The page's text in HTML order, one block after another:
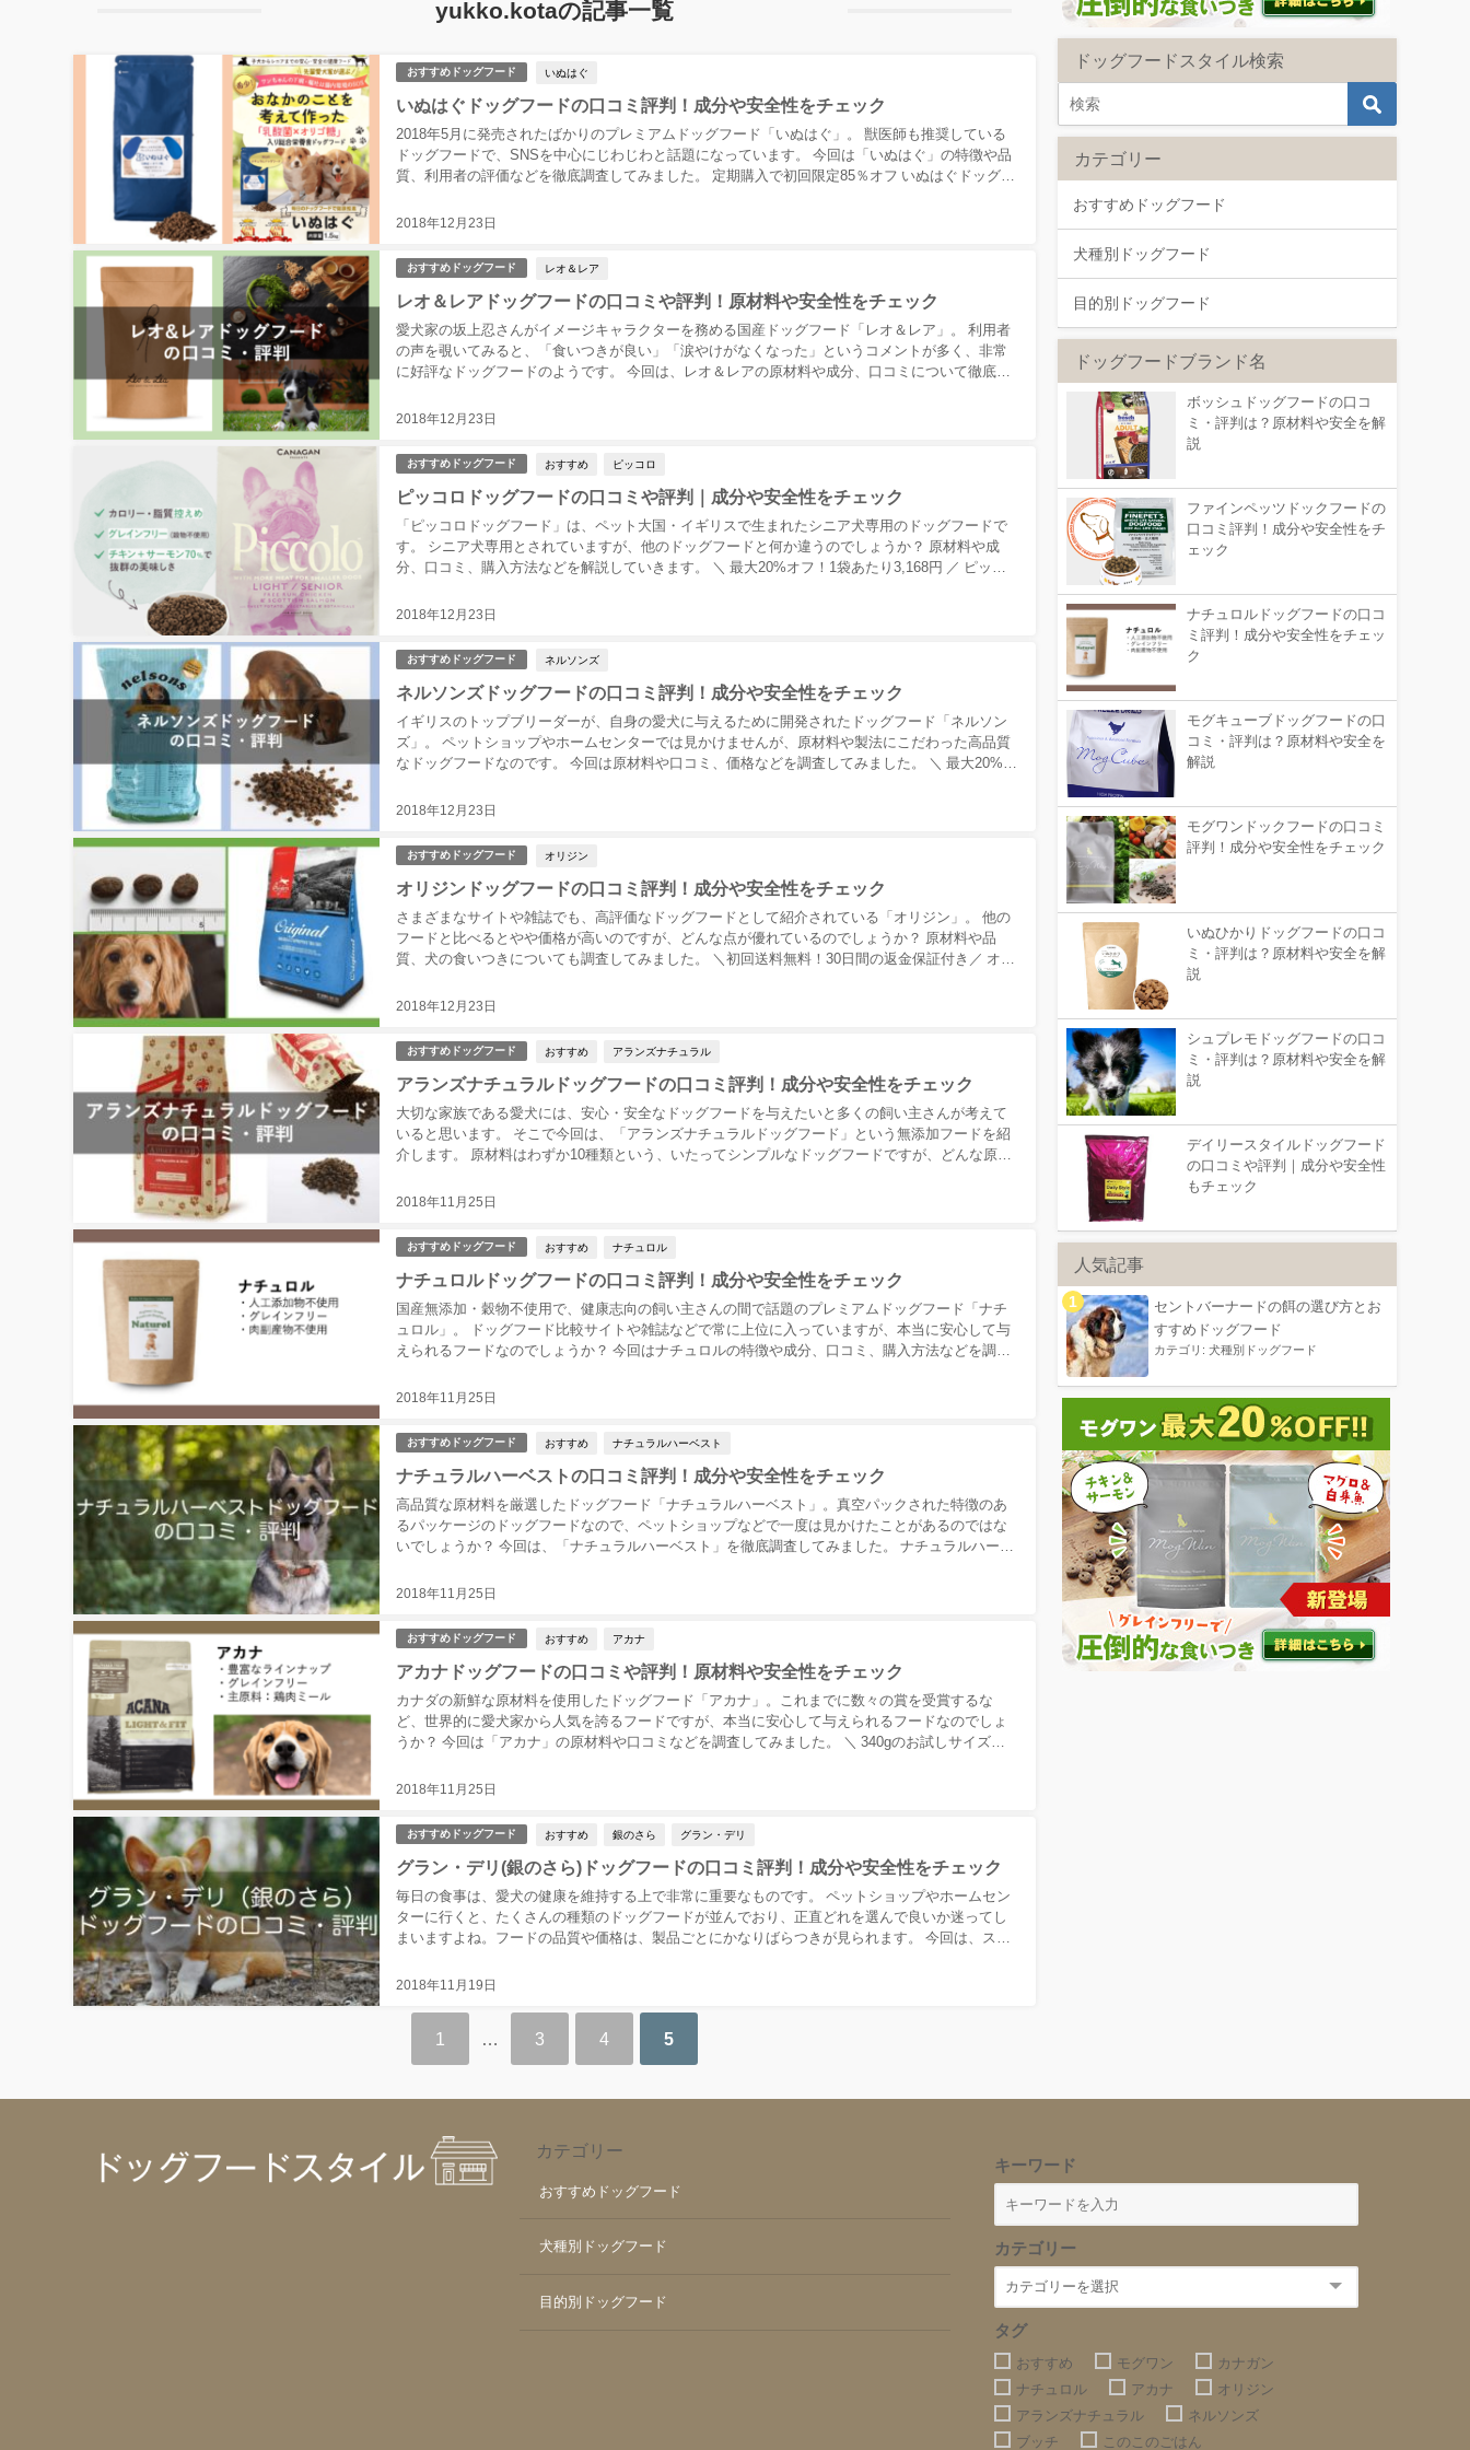
yukko.kotaの記事一覧
おすすめドッグフード いぬはぐ
いぬはぐドッグフードの口コミ評判！成分や安全性をチェック
2018年12月23日
2018年5月に発売されたばかりのプレミアムドッグフード「いぬはぐ」。 獣医師も推奨している
ドッグフードで、SNSを中心にじわじわと話題になっています。 今回は「いぬはぐ」の特徴や品
質、利用者の評価などを徹底調査してみました。 定期購入で初回限定85％オフ いぬはぐドッグフ
おすすめドッグフード レオ＆レア
レオ＆レアドッグフードの口コミや評判！原材料や安全性をチェック
2018年12月23日
愛犬家の坂上忍さんがイメージキャラクターを務める国産ドッグフード「レオ＆レア」。 利用者
の声を覗いてみると、「食いつきが良い」「涙やけがなくなった」というコメントが多く、非常
に好評なドッグフードのようです。 今回は、レオ＆レアの原材料や成分、口コミについて徹底的
おすすめドッグフード おすすめ ピッコロ
ピッコロドッグフードの口コミや評判｜成分や安全性をチェック
2018年12月23日
「ピッコロドッグフード」は、ペット大国・イギリスで生まれたシニア犬専用のドッグフードで
す。 シニア犬専用とされていますが、他のドッグフードと何か違うのでしょうか？ 原材料や成
分、口コミ、購入方法などを解説していきます。 ＼ 最大20%オフ！1袋あたり3,168円 ／ ピッコ
おすすめドッグフード ネルソンズ
ネルソンズドッグフードの口コミ評判！成分や安全性をチェック
2018年12月23日
イギリスのトップブリーダーが、自身の愛犬に与えるために開発されたドッグフード「ネルソン
ズ」。 ペットショップやホームセンターでは見かけませんが、原材料や製法にこだわった高品質
なドッグフードなのです。 今回は原材料や口コミ、価格などを調査してみました。 ＼ 最大20%オ
おすすめドッグフード オリジン
オリジンドッグフードの口コミ評判！成分や安全性をチェック
2018年12月23日
さまざまなサイトや雑誌でも、高評価なドッグフードとして紹介されている「オリジン」。 他の
フードと比べるとやや価格が高いのですが、どんな点が優れているのでしょうか？ 原材料や品
質、犬の食いつきについても調査してみました。 ＼初回送料無料！30日間の返金保証付き／ オリ
おすすめドッグフード おすすめ アランズナチュラル
アランズナチュラルドッグフードの口コミ評判！成分や安全性をチェック
2018年11月25日
大切な家族である愛犬には、安心・安全なドッグフードを与えたいと多くの飼い主さんが考えて
いると思います。 そこで今回は、「アランズナチュラルドッグフード」という無添加フードを紹
介します。 原材料はわずか10種類という、いたってシンプルなドッグフードですが、どんな原材
おすすめドッグフード おすすめ ナチュロル
ナチュロルドッグフードの口コミ評判！成分や安全性をチェック
2018年11月25日
国産無添加・穀物不使用で、健康志向の飼い主さんの間で話題のプレミアムドッグフード「ナチ
ュロル」。 ドッグフード比較サイトや雑誌などで常に上位に入っていますが、本当に安心して与
えられるフードなのでしょうか？ 今回はナチュロルの特徴や成分、口コミ、購入方法などを調べ
おすすめドッグフード おすすめ ナチュラルハーベスト
ナチュラルハーベストの口コミ評判！成分や安全性をチェック
2018年11月25日
高品質な原材料を厳選したドッグフード「ナチュラルハーベスト」。真空パックされた特徴のあ
るパッケージのドッグフードなので、ペットショップなどで一度は見かけたことがあるのではな
いでしょうか？ 今回は、「ナチュラルハーベスト」を徹底調査してみました。 ナチュラルハーベ
おすすめドッグフード おすすめ アカナ
アカナドッグフードの口コミや評判！原材料や安全性をチェック
2018年11月25日
カナダの新鮮な原材料を使用したドッグフード「アカナ」。これまでに数々の賞を受賞するな
ど、世界的に愛犬家から人気を誇るフードですが、本当に安心して与えられるフードなのでしょ
うか？ 今回は「アカナ」の原材料や口コミなどを調査してみました。 ＼ 340gのお試しサイズか
おすすめドッグフード おすすめ 銀のさら グラン・デリ
グラン・デリ(銀のさら)ドッグフードの口コミ評判！成分や安全性をチェック
2018年11月19日
毎日の食事は、愛犬の健康を維持する上で非常に重要なものです。 ペットショップやホームセン
ターに行くと、たくさんの種類のドッグフードが並んでおり、正直どれを選んで良いか迷ってし
まいますよね。フードの品質や価格は、製品ごとにかなりばらつきが見られます。 今回は、スー
1 … 3 4 5
ドッグフードスタイル検索
カテゴリー
おすすめドッグフード
犬種別ドッグフード
目的別ドッグフード
ドッグフードブランド名
ボッシュドッグフードの口コ
ミ・評判は？原材料や安全を解
説
ファインペッツドックフードの
口コミ評判！成分や安全性をチ
ェック
ナチュロルドッグフードの口コ
ミ評判！成分や安全性をチェッ
ク
モグキューブドッグフードの口
コミ・評判は？原材料や安全を
解説
モグワンドックフードの口コミ
評判！成分や安全性をチェック
いぬひかりドッグフードの口コ
ミ・評判は？原材料や安全を解
説
シュプレモドッグフードの口コ
ミ・評判は？原材料や安全を解
説
デイリースタイルドッグフード
の口コミや評判｜成分や安全性
もチェック
人気記事
セントバーナードの餌の選び方とお
すすめドッグフード
カテゴリ: 犬種別ドッグフード
カテゴリー
おすすめドッグフード
犬種別ドッグフード
目的別ドッグフード
キーワード
カテゴリー
タグ
おすすめ モグワン
カナガン
ナチュロル
アカナ
オリジン
アランズナチュラル
ネルソンズ
ブッチ
このこのごはん